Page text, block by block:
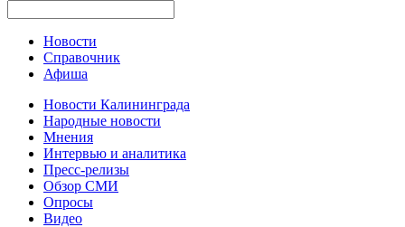
Новости
Справочник
Афиша
Новости Калининграда
Народные новости
Мнения
Интервью и аналитика
Пресс-релизы
Обзор СМИ
Опросы
Видео